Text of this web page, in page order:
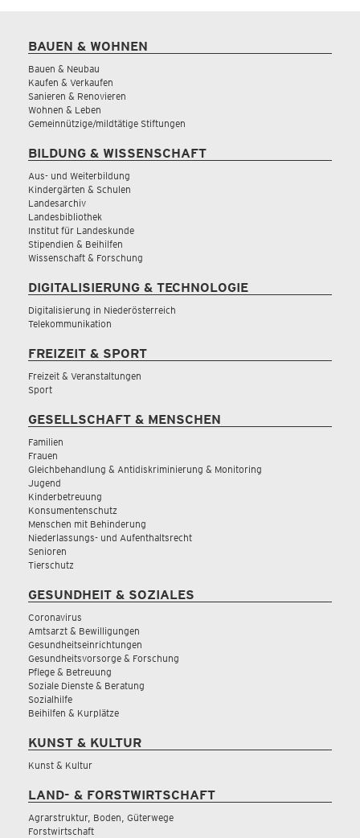
BAUEN & WOHNEN
Bauen & Neubau
Kaufen & Verkaufen
Sanieren & Renovieren
Wohnen & Leben
Gemeinnützige/mildtätige Stiftungen
BILDUNG & WISSENSCHAFT
Aus- und Weiterbildung
Kindergärten & Schulen
Landesarchiv
Landesbibliothek
Institut für Landeskunde
Stipendien & Beihilfen
Wissenschaft & Forschung
DIGITALISIERUNG & TECHNOLOGIE
Digitalisierung in Niederösterreich
Telekommunikation
FREIZEIT & SPORT
Freizeit & Veranstaltungen
Sport
GESELLSCHAFT & MENSCHEN
Familien
Frauen
Gleichbehandlung & Antidiskriminierung & Monitoring
Jugend
Kinderbetreuung
Konsumentenschutz
Menschen mit Behinderung
Niederlassungs- und Aufenthaltsrecht
Senioren
Tierschutz
GESUNDHEIT & SOZIALES
Coronavirus
Amtsarzt & Bewilligungen
Gesundheitseinrichtungen
Gesundheitsvorsorge & Forschung
Pflege & Betreuung
Soziale Dienste & Beratung
Sozialhilfe
Beihilfen & Kurplätze
KUNST & KULTUR
Kunst & Kultur
LAND- & FORSTWIRTSCHAFT
Agrarstruktur, Boden, Güterwege
Forstwirtschaft